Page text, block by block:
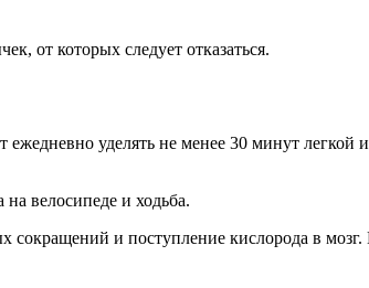
от которых следует отказаться.
уделять не менее 30 минут
велосипеде и ходьба.
сокращений и поступление кислорода в